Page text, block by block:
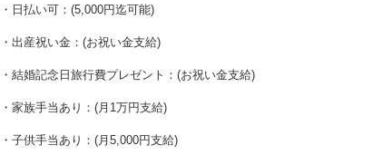
・日払い可：(5,000円迄可能)
・出産祝い金：(お祝い金支給)
・結婚記念日旅行費プレゼント：(お祝い金支給)
・家族手当あり：(月1万円支給)
・子供手当あり：(月5,000円支給)